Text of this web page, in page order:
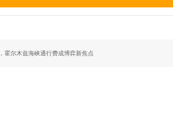
霍尔木兹海峡通行费成博弈新焦点